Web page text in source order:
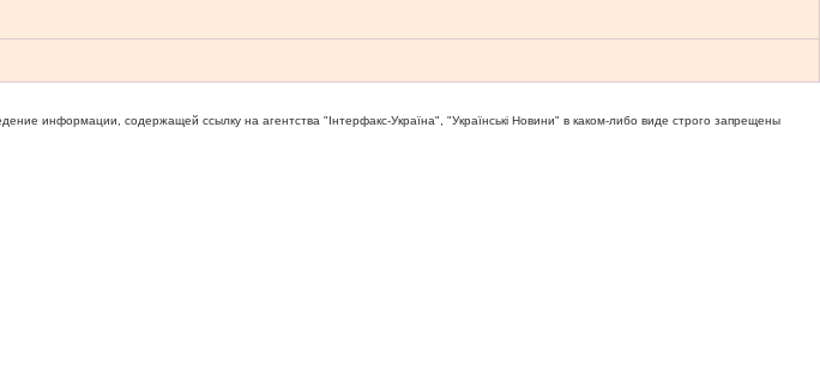
информации, содержащей ссылку на агентства "Iнтерфакс-Україна", "Українськi Новини" в каком-либо виде строго запрещены